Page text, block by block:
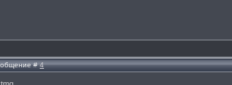
#4